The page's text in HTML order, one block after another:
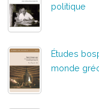
politique
Études
monde